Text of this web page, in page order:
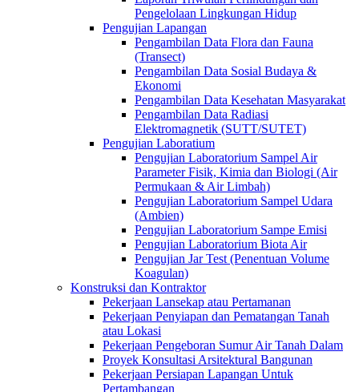
Pengelolaan Lingkungan Hidup
Pengujian Lapangan
Pengambilan Data Flora dan Fauna
(Transect)
Pengambilan Data Sosial Budaya &
Ekonomi
Pengambilan Data Kesehatan Masyarakat
Pengambilan Data Radiasi
Elektromagnetik (SUTT/SUTET)
Pengujian Laboratium
Pengujian Laboratorium Sampel Air
Parameter Fisik, Kimia dan Biologi (Air
Permukaan & Air Limbah)
Pengujian Laboratorium Sampel Udara
(Ambien)
Pengujian Laboratorium Sampe Emisi
Pengujian Laboratorium Biota Air
Pengujian Jar Test (Penentuan Volume
Koagulan)
Konstruksi dan Kontraktor
Pekerjaan Lansekap atau Pertamanan
Pekerjaan Penyiapan dan Pematangan Tanah
atau Lokasi
Pekerjaan Pengeboran Sumur Air Tanah Dalam
Proyek Konsultasi Arsitektural Bangunan
Pekerjaan Persiapan Lapangan Untuk
Pertambangan